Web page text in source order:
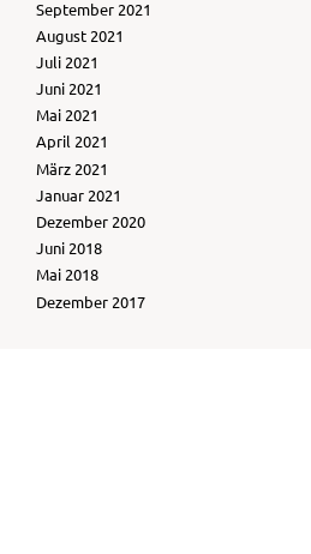
September 2021
August 2021
Juli 2021
Juni 2021
Mai 2021
April 2021
März 2021
Januar 2021
Dezember 2020
Juni 2018
Mai 2018
Dezember 2017